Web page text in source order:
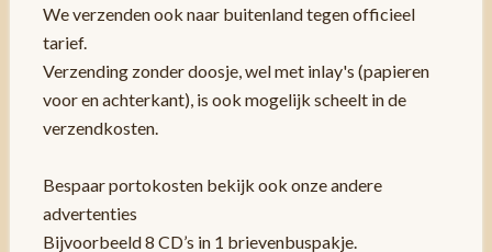
We verzenden ook naar buitenland tegen officieel
tarief.
Verzending zonder doosje, wel met inlay's (papieren
voor en achterkant), is ook mogelijk scheelt in de
verzendkosten.
Bespaar portokosten bekijk ook onze andere
advertenties
Bijvoorbeeld 8 CD’s in 1 brievenbuspakje.